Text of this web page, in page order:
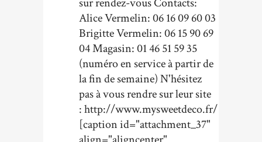
Alice Vermelin: 06 16 09 60 03
Brigitte Vermelin: 06 15 90 69
04 Magasin: 01 46 51 59 35
(numéro en service à partir de
la fin de semaine) N'hésitez
pas à vous rendre sur leur site
: http://www.mysweetdeco.fr/
[caption id="attachment_37"